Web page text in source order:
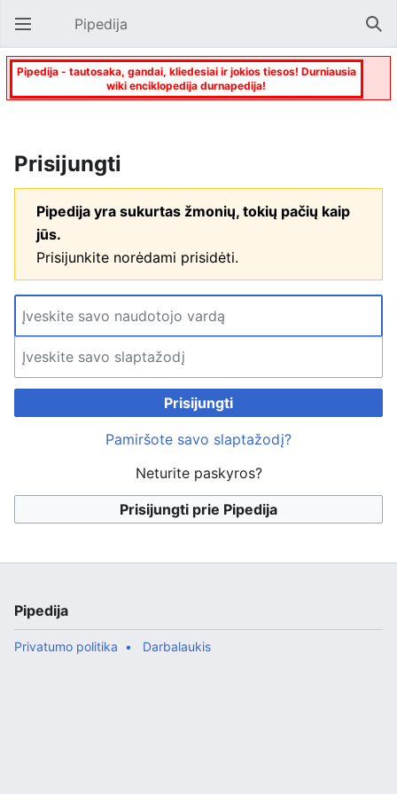
Atverti pagrindinį meniu Pipedija
Pipedija - tautosaka, gandai, kliedesiai ir jokios tiesos! Durniausia
wiki enciklopedija durnapedija!
Prisijungti
Pipedija yra sukurtas žmonių, tokių pačių kaip
jūs.
Prisijunkite norėdami prisidėti.
Prisijungti
Pamiršote savo slaptažodį?
Neturite paskyros?
Prisijungti prie Pipedija
Pipedija
Privatumo politika Darbalaukis